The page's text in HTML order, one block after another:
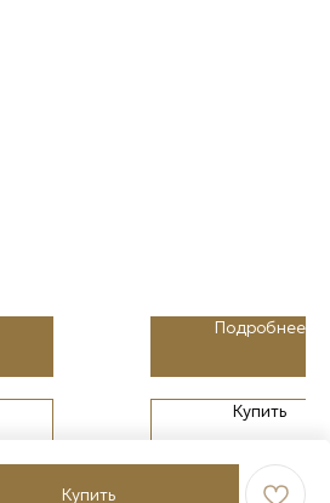
Купить
Подробнее
Купить